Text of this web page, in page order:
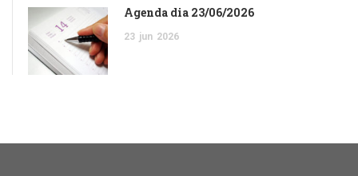
Agenda dia 23/06/2026
23 jun 2026